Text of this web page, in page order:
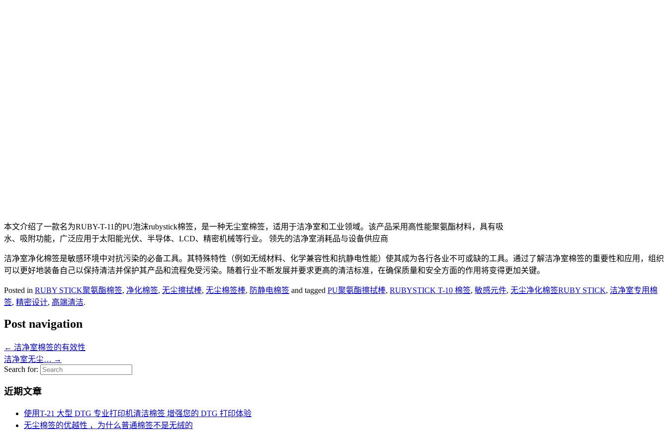
本文介绍了一款名为RUBY-T-11的PU泡沫rubystick棉签，是一种无尘室棉签，适用于洁净室和工业领域。该产品采用高性能聚氨酯材料，具有吸
水、吸附功能，广泛应用于太阳能光伏、半导体、LCD、精密机械等行业。 领先的洁净室消耗品与设备供应商
洁净室净化棉签是敏感环境中对抗污染的必备工具。其特殊特性（例如无绒材料、化学兼容性和抗静电性能）使其成为各行各业不可或缺的工具。通过了解洁净室棉签的重要性和应用，组织
可以更好地装备自己以保持清洁并保护其产品和流程免受污染。随着行业不断发展并要求更高的清洁标准，在确保质量和安全方面的作用将变得更加关键。
Posted in RUBY STICK聚氨酯棉签, 净化棉签, 无尘擦拭棒, 无尘棉签棒, 防静电棉签 and tagged PU聚氨酯擦拭棒, RUBYSTICK T-10 棉签, 敏感元件, 无尘净化棉签RUBY STICK, 洁净室专用棉
签, 精密设计, 高端清洁.
Post navigation
← 洁净室棉签的有效性
洁净室无尘… →
Search for:
近期文章
使用T-21 大型 DTG 专业打印机清洁棉签 增强您的 DTG 打印体验
无尘棉签的优越性 ，为什么普通棉签不是无绒的